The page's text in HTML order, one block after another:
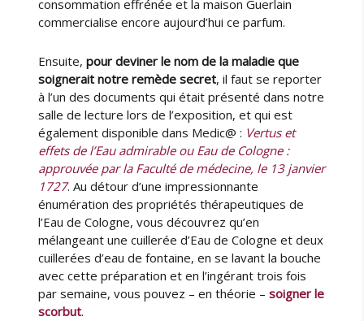
consommation effrénée et la maison Guerlain
commercialise encore aujourd’hui ce parfum.
Ensuite,pour deviner le nom de la maladie que
soignerait notre remède secret, il faut se reporter
à l’un des documents qui était présenté dans notre
salle de lecture lors de l’exposition, et qui est
également disponible dans Medic@ : Vertus et
effets de l’Eau admirable ou Eau de Cologne :
approuvée par la Faculté de médecine, le 13 janvier
1727. Au détour d’une impressionnante
énumération des propriétés thérapeutiques de
l’Eau de Cologne, vous découvrez qu’en
mélangeant une cuillerée d’Eau de Cologne et deux
cuillerées d’eau de fontaine, en se lavant la bouche
avec cette préparation et en l’ingérant trois fois
par semaine, vous pouvez – en théorie –soigner le
scorbut.